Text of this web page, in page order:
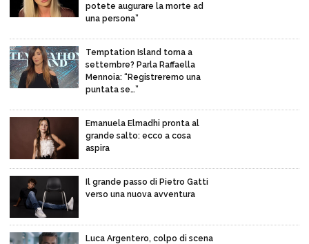
potete augurare la morte ad
una persona”
Temptation Island torna a
settembre? Parla Raffaella
Mennoia: “Registreremo una
puntata se…”
Emanuela Elmadhi pronta al
grande salto: ecco a cosa
aspira
Il grande passo di Pietro Gatti
verso una nuova avventura
Luca Argentero, colpo di scena